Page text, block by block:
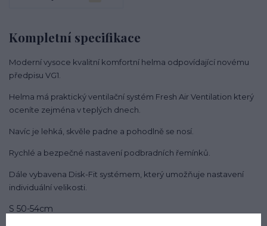
Kompletní specifikace
Moderní vysoce kvalitní komfortní helma odpovídající novému
předpisu VG1.
Helma má praktický ventilační systém Fresh Air Ventilation který
oceníte zejména v teplých dnech.
Navíc je lehká, skvěle padne a pohodlně se nosí.
Rychlé a bezpečné nastavení podbradních řemínků.
Dále vybavena Disk-Fit systémem, který umožňuje nastavení
individuální velikosti.
S 50-54cm